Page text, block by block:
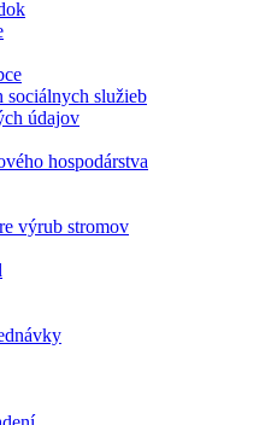
služieb
údajov
hospodárstva
výrub stromov